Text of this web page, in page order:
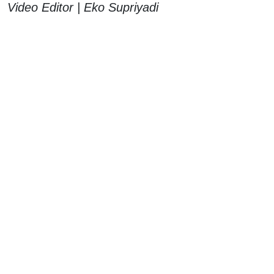
Video Editor | Eko Supriyadi